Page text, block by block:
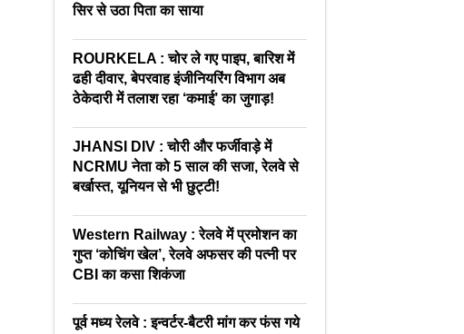
सिर से उठा पिता का साया
ROURKELA : चोर ले गए पाइप, बारिश में
ढही दीवार, बेपरवाह इंजीनियरिंग विभाग अब
ठेकेदारी में तलाश रहा ‘कमाई’ का जुगाड़!
JHANSI DIV : चोरी और फर्जीवाड़े में
NCRMU नेता को 5 साल की सजा, रेलवे से
बर्खास्त, यूनियन से भी छुट्टी!
Western Railway : रेलवे में प्रमोशन का
गुप्त ‘कोचिंग खेल’, रेलवे अफसर की पत्नी पर
CBI का कसा शिकंजा
पूर्व मध्य रेलवे : इन्वर्टर-बैटरी मांग कर फंस गये